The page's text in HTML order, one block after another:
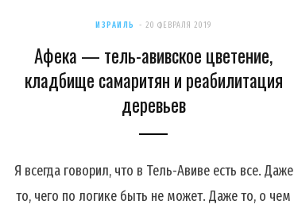
ИЗРАИЛЬ 20 ФЕВРАЛЯ 2019
Афека — тель-авивское цветение,
кладбище самаритян и реабилитация
деревьев
Я всегда говорил, что в Тель-Авиве есть все. Даже
то, чего по логике быть не может. Даже то, о чем